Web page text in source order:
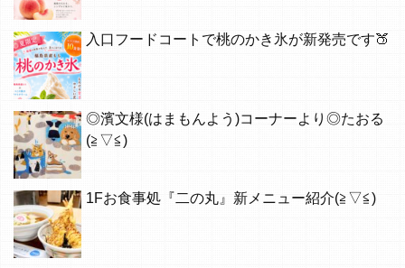
入口フードコートで桃のかき氷が新発売です🍑
◎濱文様(はまもんよう)コーナーより◎たおる
(≧▽≦)
1Fお食事処『二の丸』新メニュー紹介(≧▽≦)